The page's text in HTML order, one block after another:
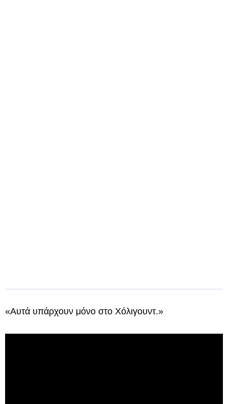
«Αυτά υπάρχουν μόνο στο Χόλιγουντ.»